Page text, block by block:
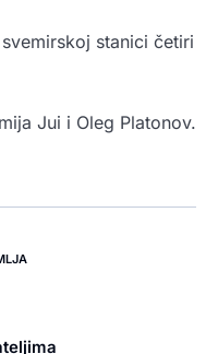
stanici četiri
Jui i Oleg Platonov.